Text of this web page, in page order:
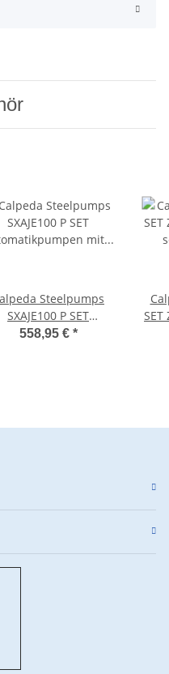
Steelpumps
SXAJE100 P SET
mit
558,95 € *
SET